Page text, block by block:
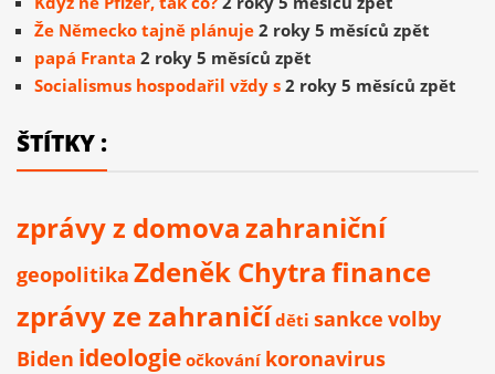
Že Německo tajně plánuje 2 roky 5 měsíců zpět
papá Franta 2 roky 5 měsíců zpět
Socialismus hospodařil vždy s 2 roky 5 měsíců zpět
ŠTÍTKY :
zprávy z domovazahraniční
geopolitika Zdeněk Chytrafinance
zprávy ze zahraničí děti sankce volby
Biden ideologie očkování koronavirus